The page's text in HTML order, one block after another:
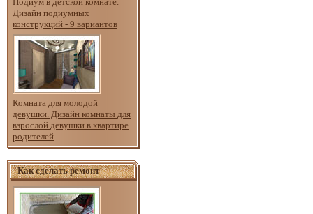
Дизайн подиумных
конструкций - 9 вариантов
Комната для молодой
девушки. Дизайн комнаты для
взрослой девушки в квартире
родителей
Как сделать ремонт